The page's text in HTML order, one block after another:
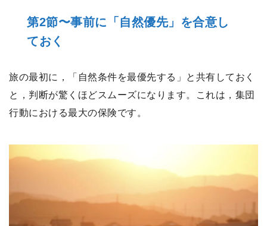
第2節〜事前に「自然優先」を合意し
ておく
旅の最初に，「自然条件を最優先する」と共有しておく
と，判断が驚くほどスムーズになります。これは，集団
行動における最大の保険です。